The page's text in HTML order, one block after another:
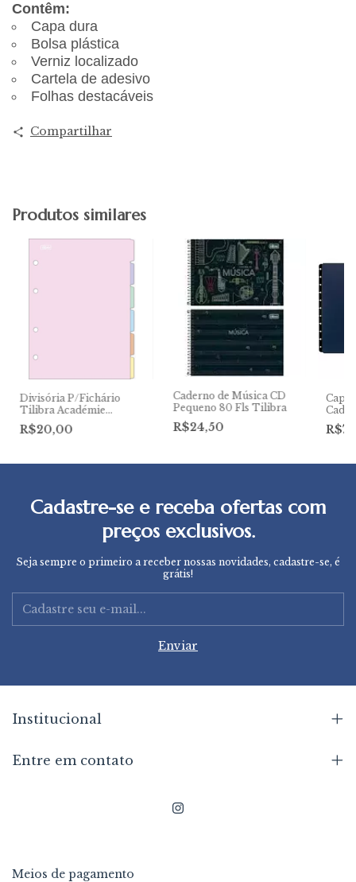
Contêm:
Capa dura
Bolsa plástica
Verniz localizado
Cartela de adesivo
Folhas destacáveis
Compartilhar
Produtos similares
Divisória P/Fichário
Tilibra Académie
Colegial Pastel C/6
R$20,00
Caderno de Música CD
Pequeno 80 Fls Tilibra
R$24,50
Capa
Blue
Cadastre-se e receba ofertas com
preços exclusivos.
Seja sempre o primeiro a receber nossas novidades, cadastre-se, é
grátis!
Institucional
Entre em contato
Meios de pagamento